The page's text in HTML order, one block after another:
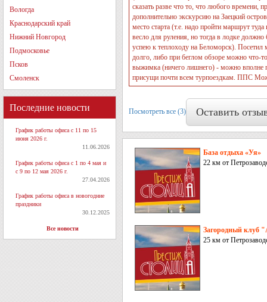
Вологда
Краснодарский край
Нижний Новгород
Подмосковье
Псков
Смоленск
Последние новости
График работы офиса с 11 по 15
июня 2026 г.
11.06.2026
График работы офиса с 1 по 4 мая и
с 9 по 12 мая 2026 г.
27.04.2026
График работы офиса в новогодние
праздники
30.12.2025
Все новости
сказать разве что то, что любого времени,
дополнительно экскурсию на Заецкий
место старта (т.е. надо пройти маршрут
весло для руления, но тогда в лодке должно
успею к теплоходу на Беломорск). Посетил
долго, либо при беглом обзоре можно что-
выжимка (ничего лишнего) - можно вполне
присущи почти всем турпоездкам. ППС
Посмотреть все (3) Оставить
База отдыха «Уя»
22 км от
Загородный клуб
25 км от